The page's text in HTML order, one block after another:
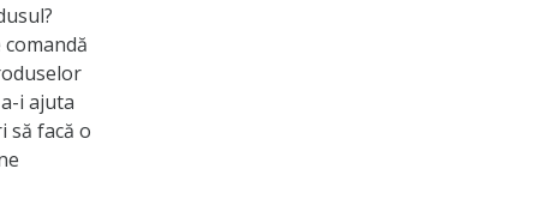
i ajuta
să facă o